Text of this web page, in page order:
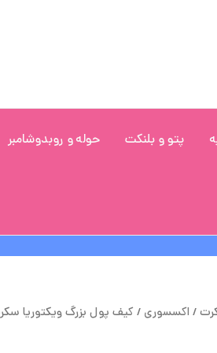
پتو و بلنکت حوله و روبدوشامبر
/ اکسسوری / کیف پول بزرگ ویکتوریا قیمت قیمت